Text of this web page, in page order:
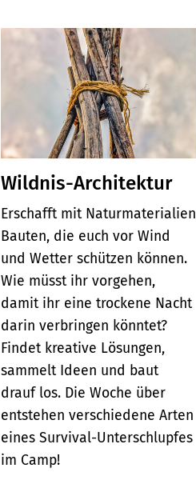
Wildnis-Architektur
Erschafft mit Naturmaterialien
Bauten, die euch vor Wind
und Wetter schützen können.
Wie müsst ihr vorgehen,
damit ihr eine trockene Nacht
darin verbringen könntet?
Findet kreative Lösungen,
sammelt Ideen und baut
drauf los. Die Woche über
entstehen verschiedene Arten
eines Survival-Unterschlupfes
im Camp!